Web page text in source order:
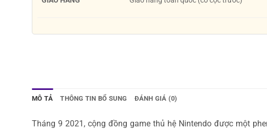
MÔ TẢ THÔNG TIN BỔ SUNG ĐÁNH GIÁ (0)
Tháng 9 2021, cộng đồng game thủ hệ Nintendo được một